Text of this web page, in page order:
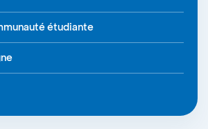
étudiante